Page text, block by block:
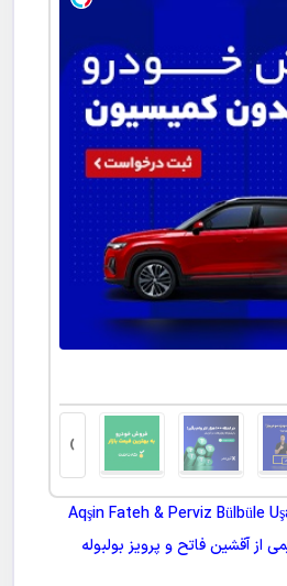
›
Aqşin Fateh & Perviz Bülbüle
ازآقشین فاتح و پرویز بولبوله